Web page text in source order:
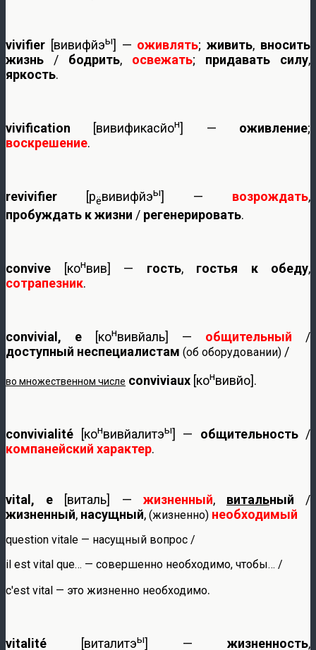
vivifier [вивифйэы] — оживлять;живить, вносить
жизнь / бодрить, освежать; придавать силу,
яркость.
vivification [вивификасйон] — оживление;
воскрешение.
revivifier [рёвивифйэы] — возрождать,
пробуждать к жизни / регенерировать.
convive [конвив] — гость, гостья к обеду,
сотрапезник.
convivial, e [конвивйаль] — общительный /
доступный неспециалистам (об оборудовании) /
во множественном числе conviviaux [конвивйо].
convivialité [конвивйалитэы] — общительность/
компанейский характер.
vital, e [виталь] — жизненный, витальный /
жизненный, насущный, (жизненно) необходимый
question vitale — насущный вопрос /
il est vital que… — совершенно необходимо, чтобы… /
c'est vital — это жизненно необходимо.
vitalité [виталитэы] — жизненность,